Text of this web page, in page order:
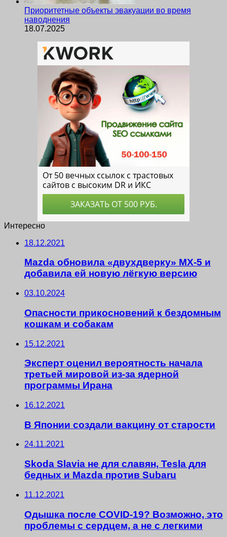
Приоритетные объекты эвакуации во время
наводнения
18.07.2025
Интересно
18.12.2021
Mazda обновила «двухдверку» MX-5 и
добавила ей новую лёгкую версию
03.10.2024
Опасности прикосновений к бездомным
кошкам и собакам
15.12.2021
Эксперт оценил вероятность начала
третьей мировой из-за ядерной
программы Ирана
16.12.2021
В Японии создали вакцину от старости
24.11.2021
Skoda Slavia не для славян, Tesla для
бедных и Mazda против Subaru
11.12.2021
Одышка после COVID-19? Возможно, это
проблемы с сердцем, а не с легкими